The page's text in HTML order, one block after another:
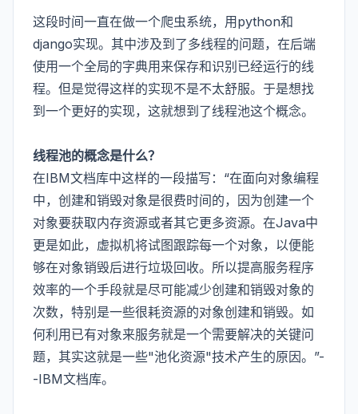
这段时间一直在做一个爬虫系统，用python和
django实现。其中涉及到了多线程的问题，在后端
使用一个全局的字典用来保存和识别已经运行的线
程。但是觉得这样的实现不是不太舒服。于是想找
到一个更好的实现，这就想到了线程池这个概念。
线程池的概念是什么？
在IBM文档库中这样的一段描写：“在面向对象编程
中，创建和销毁对象是很费时间的，因为创建一个
对象要获取内存资源或者其它更多资源。在Java中
更是如此，虚拟机将试图跟踪每一个对象，以便能
够在对象销毁后进行垃圾回收。所以提高服务程序
效率的一个手段就是尽可能减少创建和销毁对象的
次数，特别是一些很耗资源的对象创建和销毁。如
何利用已有对象来服务就是一个需要解决的关键问
题，其实这就是一些"池化资源"技术产生的原因。”-
-IBM文档库。